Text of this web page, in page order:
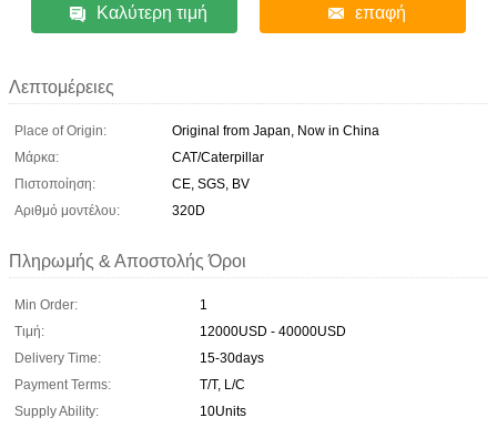
Καλύτερη τιμή επαφή
Λεπτομέρειες
Place of Origin:
Original from Japan, Now in China
Μάρκα:
CAT/Caterpillar
Πιστοποίηση:
CE, SGS, BV
Αριθμό μοντέλου:
320D
Πληρωμής & Αποστολής Όροι
Min Order:
1
Τιμή:
12000USD - 40000USD
Delivery Time:
15-30days
Payment Terms:
T/T, L/C
Supply Ability:
10Units